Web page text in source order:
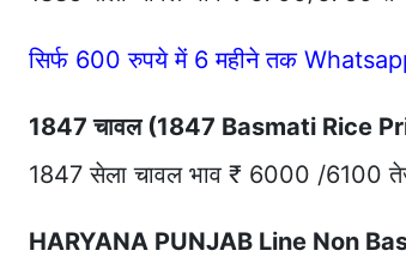
सिर्फ 600 रुपये में 6 महीने तक
1847 चावल (1847 Basmati Rice
1847 सेला चावल भाव ₹ 6000 /6100
HARYANA PUNJAB Line Non